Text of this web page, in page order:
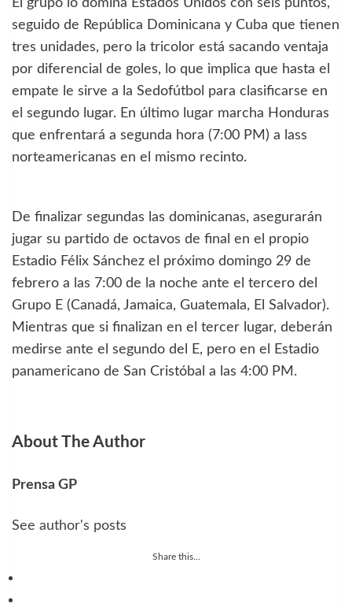
El grupo lo domina Estados Unidos con seis puntos,
seguido de República Dominicana y Cuba que tienen
tres unidades, pero la tricolor está sacando ventaja
por diferencial de goles, lo que implica que hasta el
empate le sirve a la Sedofútbol para clasificarse en
el segundo lugar. En último lugar marcha Honduras
que enfrentará a segunda hora (7:00 PM) a lass
norteamericanas en el mismo recinto.
De finalizar segundas las dominicanas, asegurarán
jugar su partido de octavos de final en el propio
Estadio Félix Sánchez el próximo domingo 29 de
febrero a las 7:00 de la noche ante el tercero del
Grupo E (Canadá, Jamaica, Guatemala, El Salvador).
Mientras que si finalizan en el tercer lugar, deberán
medirse ante el segundo del E, pero en el Estadio
panamericano de San Cristóbal a las 4:00 PM.
About The Author
Prensa GP
See author's posts
Share this...